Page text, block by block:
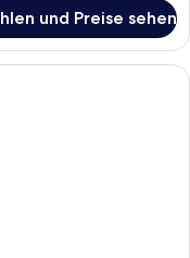
und Preise sehen
mit Bett,